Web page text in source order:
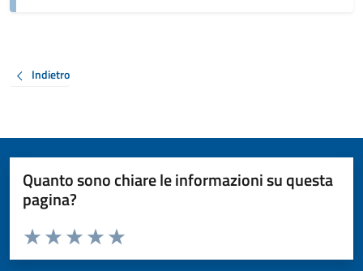
Indietro
Quanto sono chiare le informazioni su questa
pagina?
Valuta da 1 a 5 stelle la pagina
Valuta 5 stelle su 5
Valuta 4 stelle su 5
Valuta 3 stelle su 5
Valuta 2 stelle su 5
Valuta 1 stelle su 5